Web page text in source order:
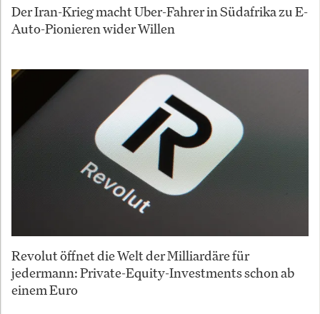
Der Iran-Krieg macht Uber-Fahrer in Südafrika zu E-
Auto-Pionieren wider Willen
Revolut öffnet die Welt der Milliardäre für
jedermann: Private-Equity-Investments schon ab
einem Euro